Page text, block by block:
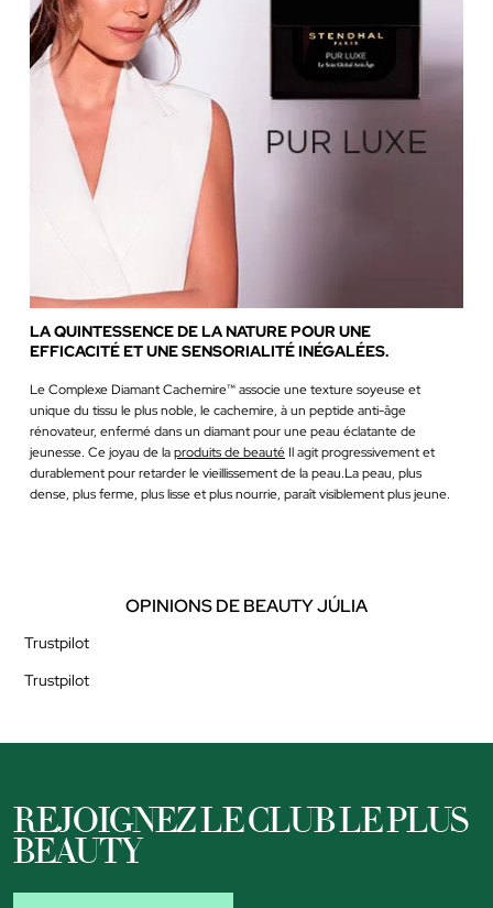
LA QUINTESSENCE DE LA NATURE POUR UNE
EFFICACITÉ ET UNE SENSORIALITÉ INÉGALÉES.
Le Complexe Diamant Cachemire™ associe une texture soyeuse et
unique du tissu le plus noble, le cachemire, à un peptide anti-âge
rénovateur, enfermé dans un diamant pour une peau éclatante de
jeunesse. Ce joyau de laproduits de beauté Il agit progressivement et
durablement pour retarder le vieillissement de la peau.La peau, plus
dense, plus ferme, plus lisse et plus nourrie, paraît visiblement plus jeune.
OPINIONS DE BEAUTY JÚLIA
Trustpilot
Trustpilot
REJOIGNEZ LE CLUB LE PLUS
BEAUTY